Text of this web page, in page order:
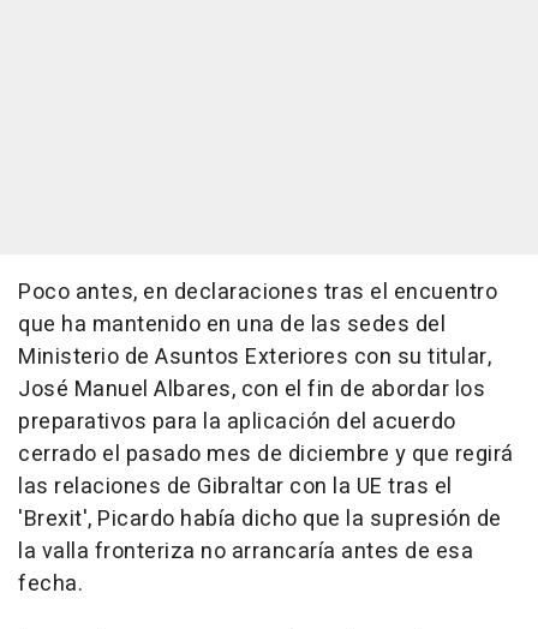
Poco antes, en declaraciones tras el encuentro
que ha mantenido en una de las sedes del
Ministerio de Asuntos Exteriores con su titular,
José Manuel Albares, con el fin de abordar los
preparativos para la aplicación del acuerdo
cerrado el pasado mes de diciembre y que regirá
las relaciones de Gibraltar con la UE tras el
'Brexit', Picardo había dicho que la supresión de
la valla fronteriza no arrancaría antes de esa
fecha.